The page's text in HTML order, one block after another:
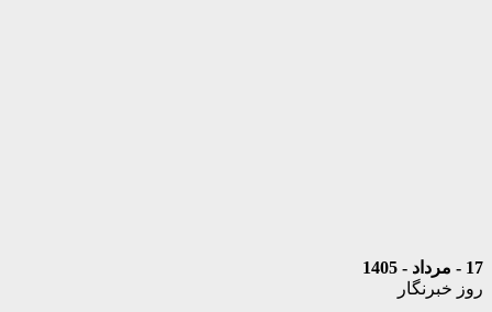
17 - مرداد - 1405
روز خبرنگار